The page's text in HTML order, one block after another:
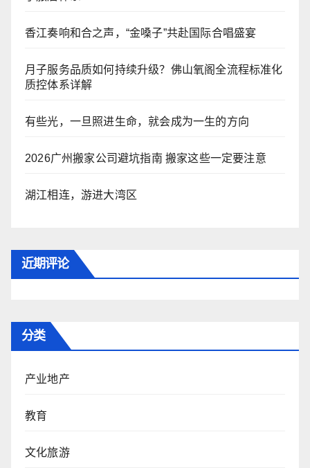
香江奏响和合之声，“金嗓子”共赴国际合唱盛宴
月子服务品质如何持续升级？佛山氧阁全流程标准化
质控体系详解
有些光，一旦照进生命，就会成为一生的方向
2026广州搬家公司避坑指南 搬家这些一定要注意
湖江相连，游进大湾区
近期评论
分类
产业地产
教育
文化旅游